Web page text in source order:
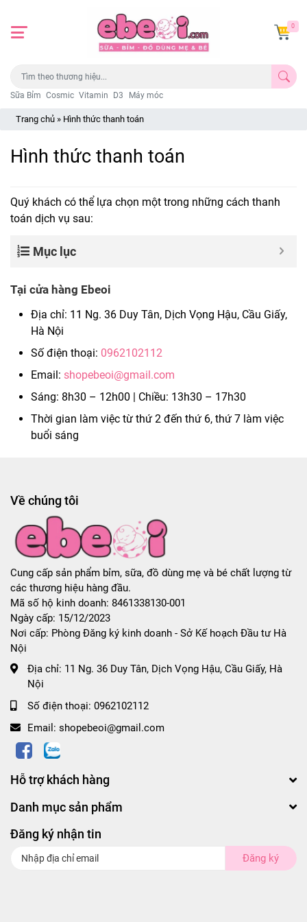
Sữa Bỉm Cosmic Vitamin D3 Máy móc
0
Trang chủ » Hình thức thanh toán
Hình thức thanh toán
Quý khách có thể lựa chọn một trong những cách thanh
toán dịch vụ sau:
Mục lục
Tại cửa hàng Ebeoi
Địa chỉ: 11 Ng. 36 Duy Tân, Dịch Vọng Hậu, Cầu Giấy,
Hà Nội
Số điện thoại: 0962102112
Email: shopebeoi@gmail.com
Sáng: 8h30 – 12h00 | Chiều: 13h30 – 17h30
Thời gian làm việc từ thứ 2 đến thứ 6, thứ 7 làm việc
buổi sáng
Về chúng tôi
Cung cấp sản phẩm bỉm, sữa, đồ dùng mẹ và bé chất lượng từ
các thương hiệu hàng đầu.
Mã số hộ kinh doanh: 8461338130-001
Ngày cấp: 15/12/2023
Nơi cấp: Phòng Đăng ký kinh doanh - Sở Kế hoạch Đầu tư Hà
Nội
Địa chỉ: 11 Ng. 36 Duy Tân, Dịch Vọng Hậu, Cầu Giấy, Hà
Nội
Số điện thoại: 0962102112
Email: shopebeoi@gmail.com
Hỗ trợ khách hàng
Danh mục sản phẩm
Đăng ký nhận tin
Đăng ký